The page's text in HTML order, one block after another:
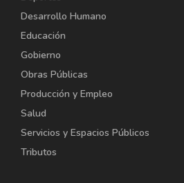
Desarrollo Humano
Educación
Gobierno
Obras Públicas
Producción y Empleo
Salud
Servicios y Espacios Públicos
Tributos